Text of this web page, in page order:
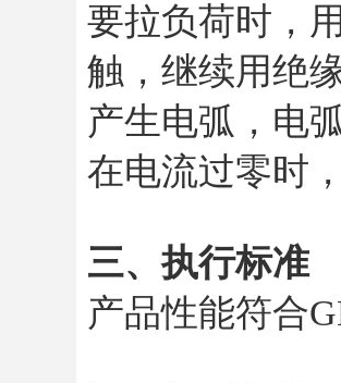
要拉负荷时，
触，继续用绝
产生电弧，电
在电流过零时
三、执行标准
产品性能符合